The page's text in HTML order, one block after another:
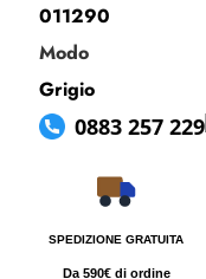
011290
Modo
Grigio
0883 257 229
SPEDIZIONE GRATUITA
Da 590€ di ordine